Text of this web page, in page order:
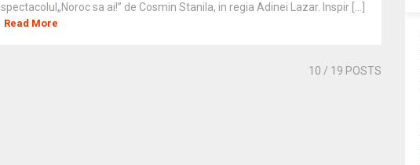
spectacolul„Noroc sa ai!” de Cosmin Stanila, in regia Adinei Lazar. Inspir [...]
Read More
10 / 19 POSTS